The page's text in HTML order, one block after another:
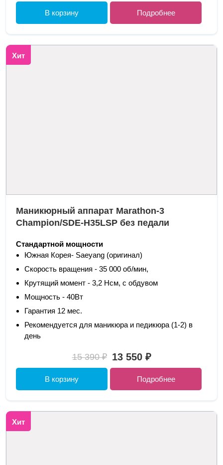
В корзину Подробнее
Хит
Маникюрный аппарат Marathon-3
Champion/SDE-H35LSP без педали
Стандартной мощности
Южная Корея- Saeyang (оригинал)
Скорость вращения - 35 000 об/мин,
Крутящий момент - 3,2 Нсм, с обдувом
Мощность - 40Вт
Гарантия 12 мес.
Рекомендуется для маникюра и педикюра (1-2) в
день
15 390 ₽ 13 550 ₽
В корзину Подробнее
Хит